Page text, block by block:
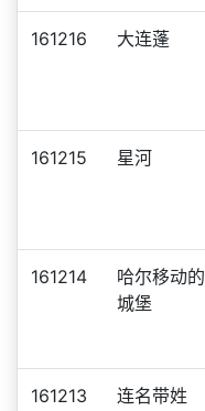
161216 大连蓬
161215 星河
161214
哈尔移动的
城堡
161213 连名带姓